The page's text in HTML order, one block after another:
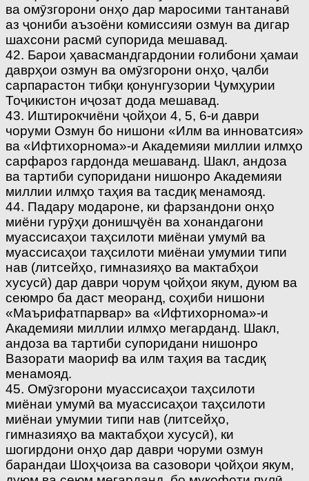
ва омӯзгорони онҳо дар маросими тантанавӣ
аз ҷониби аъзоёни комиссияи озмун ва дигар
шахсони расмӣ супорида мешавад.
42. Барои ҳавасмандгардонии ғолибони ҳамаи
даврҳои озмун ва омӯзгорони онҳо, ҷалби
сарпарастон тибқи қонунгузории Ҷумҳурии
Тоҷикистон иҷозат дода мешавад.
43. Иштирокчиёни ҷойҳои 4, 5, 6-и даври
чоруми Озмун бо нишони «Илм ва инноватсия»
ва «Ифтихорнома»-и Академияи миллии илмҳо
сарфароз гардонда мешаванд. Шакл, андоза
ва тартиби супоридани нишонро Академияи
миллии илмҳо таҳия ва тасдиқ менамояд.
44. Падару модароне, ки фарзандони онҳо
миёни гурӯҳи донишҷуён ва хонандагони
муассисаҳои таҳсилоти миёнаи умумӣ ва
муассисаҳои таҳсилоти миёнаи умумии типи
нав (литсейҳо, гимназияҳо ва мактабҳои
хусусӣ) дар даври чорум ҷойҳои якум, дуюм ва
сеюмро ба даст меоранд, соҳиби нишони
«Маърифатпарвар» ва «Ифтихорнома»-и
Академияи миллии илмҳо мегарданд. Шакл,
андоза ва тартиби супоридани нишонро
Вазорати маориф ва илм таҳия ва тасдиқ
менамояд.
45. Омӯзгорони муассисаҳои таҳсилоти
миёнаи умумӣ ва муассисаҳои таҳсилоти
миёнаи умумии типи нав (литсейҳо,
гимназияҳо ва мактабҳои хусусӣ), ки
шогирдони онҳо дар даври чоруми озмун
барандаи Шоҳҷоиза ва сазовори ҷойҳои якум,